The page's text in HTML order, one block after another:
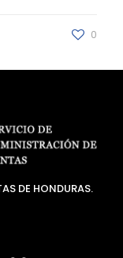
0
DE HONDURAS.